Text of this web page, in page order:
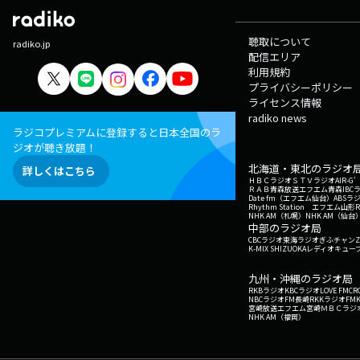
radiko.jp
ラジコプレミアムに登録すると日本全国のラ
ジオが聴き放題！
詳しくはこちら
聴取について
配信エリア
利用規約
プライバシーポリシー
ライセンス情報
radiko news
北海道・東北のラジオ
ＨＢＣラジオＳＴＶラジオAIR-G'
ＲＡＢ青森放送エフエム青森IBC
Date fm（エフエム仙台） ABSラ
Rhythm Station エフエム山形
NHK AM（札幌） NHK AM（仙台
中部のラジオ局
CBCラジオ東海ラジオぎふチャン
K-MIX SHIZUOKAレディオキュー
九州・沖縄のラジオ局
RKBラジオKBCラジオLOVE FM
NBCラジオFM長崎RKKラジオ
宮崎放送エフエム宮崎ＭＢＣラジ
NHK AM（福岡）